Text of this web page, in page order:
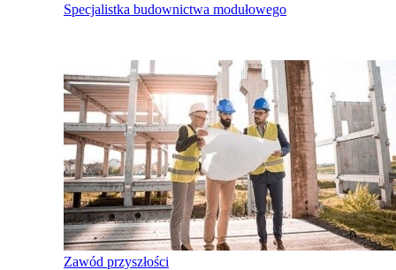
Specjalistka budownictwa modułowego
Zawód przyszłości